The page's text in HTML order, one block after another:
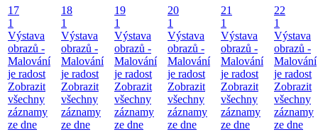
17
1
Výstava
obrazů -
Malování
je radost
Zobrazit
všechny
záznamy
ze dne
18
1
Výstava
obrazů -
Malování
je radost
Zobrazit
všechny
záznamy
ze dne
19
1
Výstava
obrazů -
Malování
je radost
Zobrazit
všechny
záznamy
ze dne
20
1
Výstava
obrazů -
Malování
je radost
Zobrazit
všechny
záznamy
ze dne
21
1
Výstava
obrazů -
Malování
je radost
Zobrazit
všechny
záznamy
ze dne
22
1
Výstava
obrazů -
Malování
je radost
Zobrazit
všechny
záznamy
ze dne